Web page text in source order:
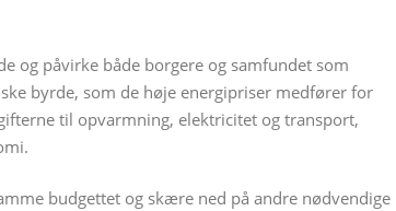
og påvirke både borgere og samfundet som
byrde, som de høje energipriser medfører for
til opvarmning, elektricitet og transport,
budgettet og skære ned på andre nødvendige